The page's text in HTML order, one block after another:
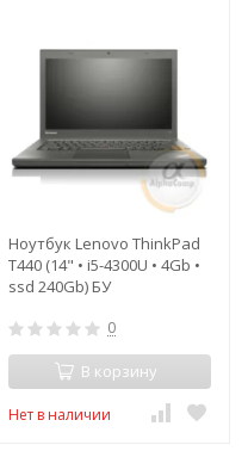
Ноутбук Lenovo ThinkPad
T440 (14" • i5-4300U • 4Gb •
ssd 240Gb) БУ
0
В корзину
Нет в наличии